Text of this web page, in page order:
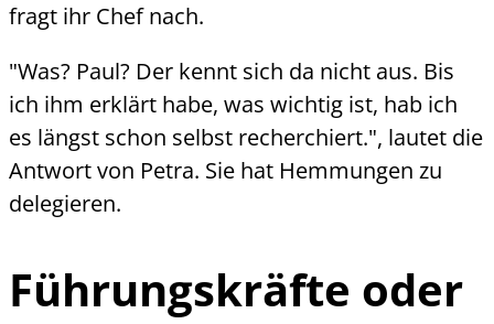
fragt ihr Chef nach.
"Was? Paul? Der kennt sich da nicht aus. Bis
ich ihm erklärt habe, was wichtig ist, hab ich
es längst schon selbst recherchiert.", lautet die
Antwort von Petra. Sie hat Hemmungen zu
delegieren.
Führungskräfte oder